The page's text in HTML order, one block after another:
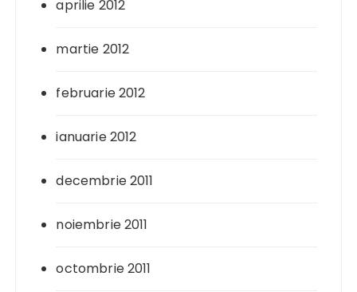
aprilie 2012
martie 2012
februarie 2012
ianuarie 2012
decembrie 2011
noiembrie 2011
octombrie 2011